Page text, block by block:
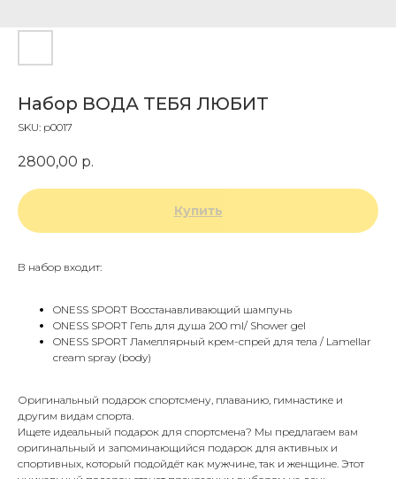
Набор ВОДА ТЕБЯ ЛЮБИТ
SKU: p0017
2800,00 р.
Купить
В набор входит:
ONESS SPORT Восстанавливающий шампунь
ONESS SPORT Гель для душа 200 ml/ Shower gel
ONESS SPORT Ламеллярный крем-спрей для тела / Lamellar
cream spray (body)
Оригинальный подарок спортсмену, плаванию, гимнастике и
другим видам спорта.
Ищете идеальный подарок для спортсмена? Мы предлагаем вам
оригинальный и запоминающийся подарок для активных и
спортивных, который подойдёт как мужчине, так и женщине. Этот